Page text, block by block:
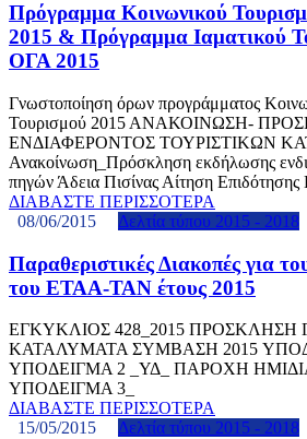
Πρόγραμμα Κοινωνικού
2015 & Πρόγραμμα Ιαματικού
ΟΓΑ 2015
Γνωστοποίηση όρων προγράμματος
Τουρισμού 2015 ΑΝΑΚΟΙΝΩΣΗ-
ΕΝΔΙΑΦΕΡΟΝΤΟΣ ΤΟΥΡΙΣΤΙΚΩΝ
Ανακοίνωση_Πρόσκληση εκδήλωσης
πηγών Άδεια Πισίνας Αίτηση Επιδότησης
ΔΙΑΒΑΣΤΕ ΠΕΡΙΣΣΟΤΕΡΑ
08/06/2015
Δελτία τύπου 2015 - 2018
Παραθεριστικές Διακοπές για
του ΕΤΑΑ-ΤΑΝ έτους 2015
ΕΓΚΥΚΛΙΟΣ 428_2015 ΠΡΟΣΚΛΗΣΗ
ΚΑΤΑΛΥΜΑΤΑ ΣΥΜΒΑΣΗ 2015
ΥΠΟΔΕΙΓΜΑ 2 _ΥΔ_ ΠΑΡΟΧΗ
ΥΠΟΔΕΙΓΜΑ 3_
ΔΙΑΒΑΣΤΕ ΠΕΡΙΣΣΟΤΕΡΑ
15/05/2015
Δελτία τύπου 2015 - 2018